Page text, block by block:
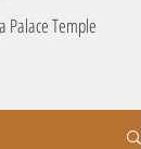
Temple